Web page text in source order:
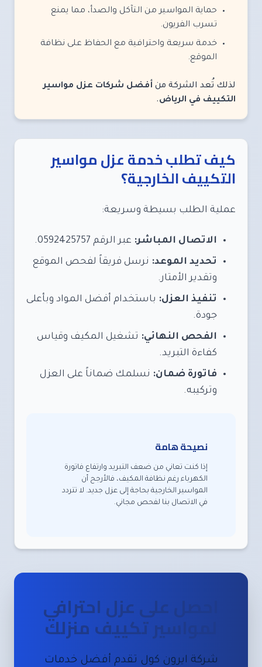
حماية المواسير من التآكل والصدأ، مما يمنع
تسرب الفريون.
خدمة سريعة واحترافية مع الحفاظ على نظافة
الموقع.
لذلك تُعد الشركة من أفضل شركات عزل مواسير
التكييف في الرياض.
كيف تطلب خدمة عزل مواسير
التكييف الخارجية؟
عملية الطلب بسيطة وسريعة:
الاتصال المباشر: عبر الرقم 0592425757.
تحديد الموعد: نرسل فريقاً لفحص الموقع
وتقدير الأمتار.
تنفيذ العزل: باستخدام أفضل المواد وبأعلى
جودة.
الفحص النهائي: تشغيل المكيف وقياس
كفاءة التبريد.
فاتورة ضمان: نسلمك ضماناً على العزل
وتركيبه.
نصيحة هامة
إذا كنت تعاني من ضعف التبريد وارتفاع فاتورة
الكهرباء رغم نظافة المكيف، فالأرجح أن
المواسير الخارجية بحاجة إلى عزل جديد. لا تتردد
في الاتصال بنا لفحص مجاني.
احصل على عزل احترافي
لمواسير تكييف منزلك
شركة ايرون كول تقدم أفضل خدمات